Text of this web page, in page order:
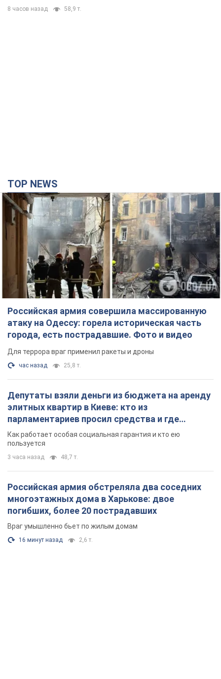
8 часов назад 58,9 т.
TOP NEWS
Российская армия совершила массированную
атаку на Одессу: горела историческая часть
города, есть пострадавшие. Фото и видео
Для террора враг применил ракеты и дроны
час назад 25,8 т.
Депутаты взяли деньги из бюджета на аренду
элитных квартир в Киеве: кто из
парламентариев просил средства и где
поселился
Как работает особая социальная гарантия и кто ею
пользуется
3 часа назад 48,7 т.
Российская армия обстреляла два соседних
многоэтажных дома в Харькове: двое
погибших, более 20 пострадавших
Враг умышленно бьет по жилым домам
16 минут назад 2,6 т.